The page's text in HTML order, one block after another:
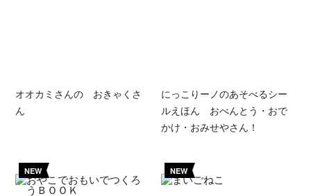
オオカミさんの おきゃくさ
ん
にっこりーノのあそべるシー
ルえほん おべんとう・おで
かけ・おみせやさん！
NEW NEW